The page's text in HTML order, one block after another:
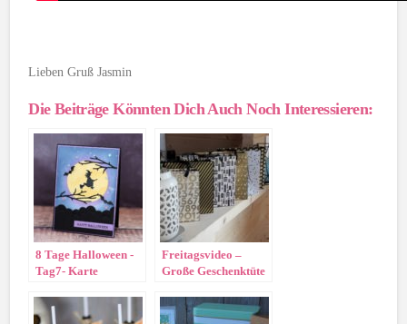
Lieben Gruß Jasmin
Die Beiträge Könnten Dich Auch Noch Interessieren:
8 Tage Halloween -
Tag7- Karte
Freitagsvideo –
Große Geschenktüte